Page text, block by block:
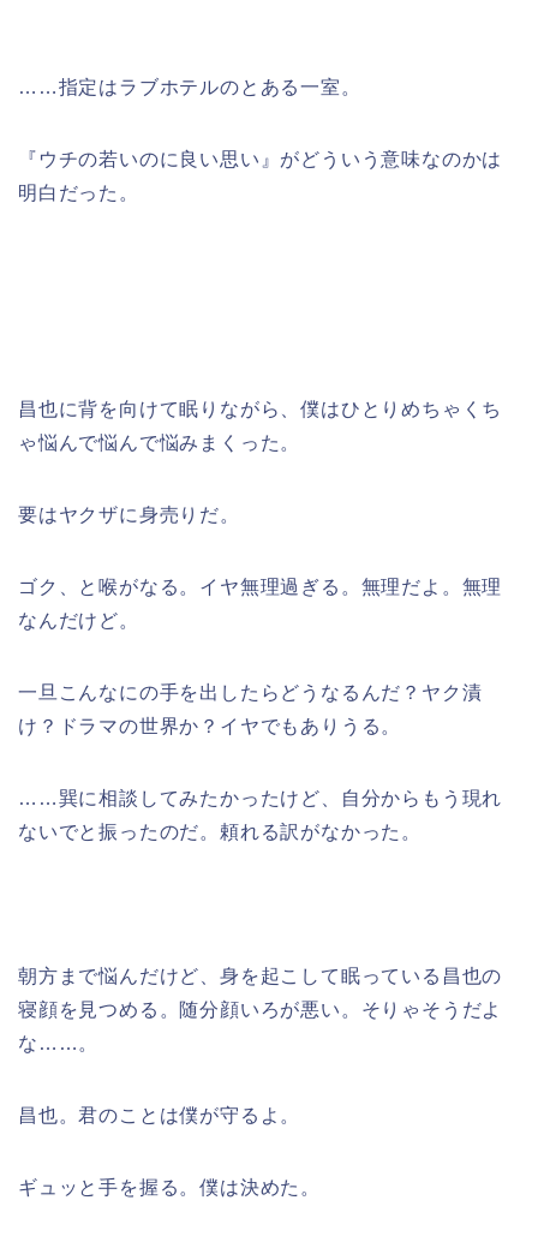
……指定はラブホテルのとある一室。
『ウチの若いのに良い思い』がどういう意味なのかは
明白だった。
昌也に背を向けて眠りながら、僕はひとりめちゃくち
ゃ悩んで悩んで悩みまくった。
要はヤクザに身売りだ。
ゴク、と喉がなる。イヤ無理過ぎる。無理だよ。無理
なんだけど。
一旦こんなにの手を出したらどうなるんだ？ヤク漬
け？ドラマの世界か？イヤでもありうる。
……巽に相談してみたかったけど、自分からもう現れ
ないでと振ったのだ。頼れる訳がなかった。
朝方まで悩んだけど、身を起こして眠っている昌也の
寝顔を見つめる。随分顔いろが悪い。そりゃそうだよ
な……。
昌也。君のことは僕が守るよ。
ギュッと手を握る。僕は決めた。